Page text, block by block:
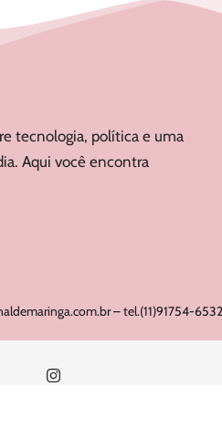
tecnologia, política e uma
Aqui você encontra
– tel.(11)91754-6532